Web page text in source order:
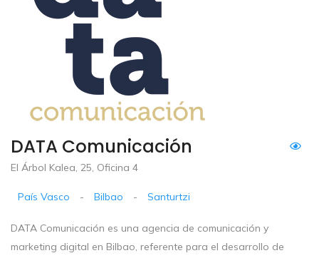
DATA Comunicación
El Árbol Kalea, 25, Oficina 4
País Vasco - Bilbao - Santurtzi
DATA Comunicación es una agencia de comunicación y
marketing digital en Bilbao, referente para el desarrollo de